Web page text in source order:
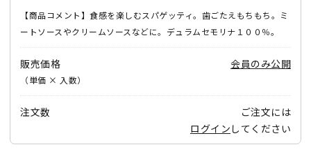
【商品コメント】食感を楽しむスパゲッティ。歯ごたえもちもち。ミ
ートソースやクリームソースなどに。デュラムセモリナ１００％。
販売価格
（単価 × 入数）
会員のみ公開
注文数
ご注文には
ログイン してください